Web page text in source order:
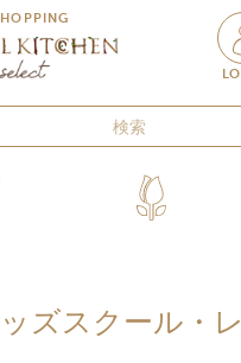
ズスクール・